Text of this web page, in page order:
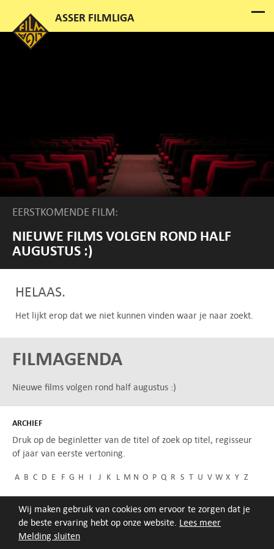
Melding sluiten
Wij maken gebruik van cookies om ervoor te zorgen dat je
de beste ervaring hebt op onze website. Lees meer
EERSTKOMENDE FILM:
NIEUWE FILMS VOLGEN ROND HALF
AUGUSTUS :)
HELAAS.
Het lijkt erop dat we niet kunnen vinden waar je naar zoekt.
FILMAGENDA
Nieuwe films volgen rond half augustus :)
ARCHIEF
Druk op de beginletter van de titel of zoek op titel, regisseur
of jaar van eerste vertoning.
A B C D E F G H I J K L M N O P Q R S T U V W X Y Z